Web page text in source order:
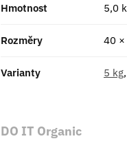
Hmotnost 5,0
Rozměry 40 ×
Varianty 5 kg,
DO IT Organic